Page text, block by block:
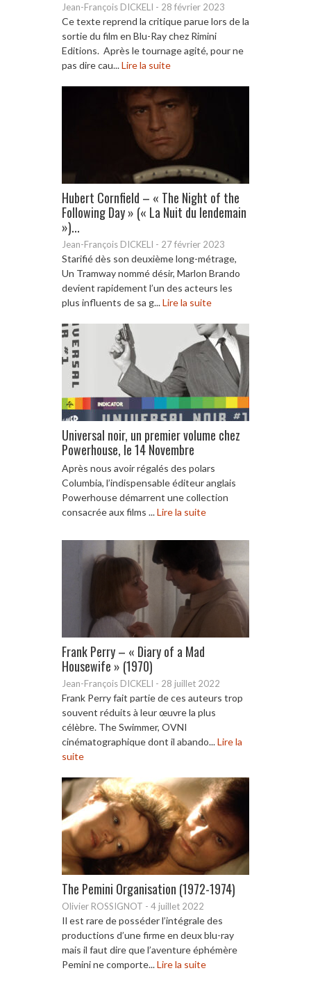
Jean-François DICKELI - 28 février 2023
Ce texte reprend la critique parue lors de la
sortie du film en Blu-Ray chez Rimini
Editions. Après le tournage agité, pour ne
pas dire cau...Lire la suite
Hubert Cornfield – « The Night of the
Following Day » (« La Nuit du lendemain
»)...
Jean-François DICKELI - 27 février 2023
Starifié dès son deuxième long-métrage,
Un Tramway nommé désir, Marlon Brando
devient rapidement l’un des acteurs les
plus influents de sa g...Lire la suite
Universal noir, un premier volume chez
Powerhouse, le 14 Novembre
Après nous avoir régalés des polars
Columbia, l’indispensable éditeur anglais
Powerhouse démarrent une collection
consacrée aux films ...Lire la suite
Frank Perry – « Diary of a Mad
Housewife » (1970)
Jean-François DICKELI - 28 juillet 2022
Frank Perry fait partie de ces auteurs trop
souvent réduits à leur œuvre la plus
célèbre. The Swimmer, OVNI
cinématographique dont il abando...Lire la
suite
The Pemini Organisation (1972-1974)
Olivier ROSSIGNOT - 4 juillet 2022
Il est rare de posséder l’intégrale des
productions d’une firme en deux blu-ray
mais il faut dire que l’aventure éphémère
Pemini ne comporte...Lire la suite